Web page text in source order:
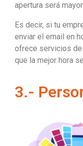
apertura será mayor.
Es decir, si tu
enviar el email en
ofrece servicios de
que la mejor hora
3.-